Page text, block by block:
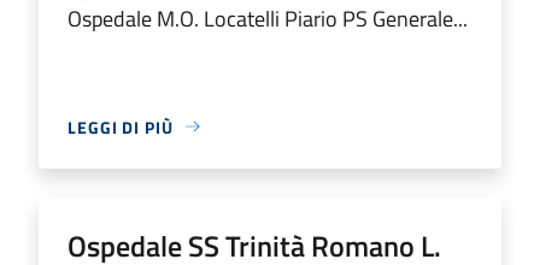
Ospedale M.O. Locatelli Piario PS Generale...
LEGGI DI PIÙ
Ospedale SS Trinità Romano L.